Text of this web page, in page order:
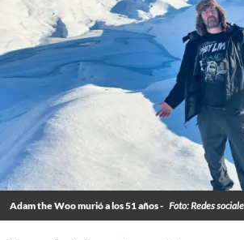
Adam the Woo murió a los 51 años - Foto: Redes